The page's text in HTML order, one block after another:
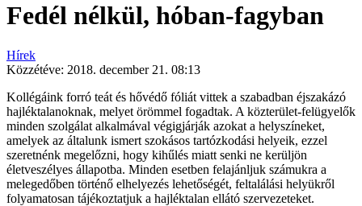
Fedél nélkül, hóban-fagyban
Hírek
Közzétéve: 2018. december 21. 08:13
Kollégáink forró teát és hővédő fóliát vittek a szabadban éjszakázó
hajléktalanoknak, melyet örömmel fogadtak. A közterület-felügyelők
minden szolgálat alkalmával végigjárják azokat a helyszíneket,
amelyek az általunk ismert szokásos tartózkodási helyeik, ezzel
szeretnénk megelőzni, hogy kihűlés miatt senki ne kerüljön
életveszélyes állapotba. Minden esetben felajánljuk számukra a
melegedőben történő elhelyezés lehetőségét, feltalálási helyükről
folyamatosan tájékoztatjuk a hajléktalan ellátó szervezeteket.